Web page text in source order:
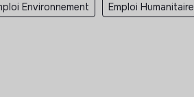
Environnement Emploi Humanitaire